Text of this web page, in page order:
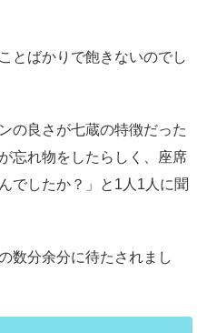
とばかりで飽きないのでし
の良さが七蔵の特徴だった
忘れ物をしたらしく、座席
でしたか？」と1人1人に聞
数分余分に待たされまし